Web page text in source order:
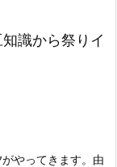
識から祭りイ
やってきます。由